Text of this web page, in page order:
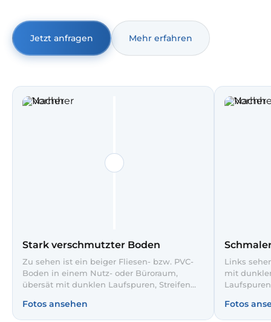
Betriebszeiten und Abläufen.
Jetzt anfragen
Mehr erfahren
Stark verschmutzter Boden
Zu sehen ist ein beiger Fliesen- bzw. PVC-
Boden in einem Nutz- oder Büroraum,
übersät mit dunklen Laufspuren, Streifen
Gangbereich sind schwarze Gummiränder
und Flecken deutlich sichtbar. Nach unserer
Fotos ansehen
Links
mit
Korridor
deutlich
Fotos